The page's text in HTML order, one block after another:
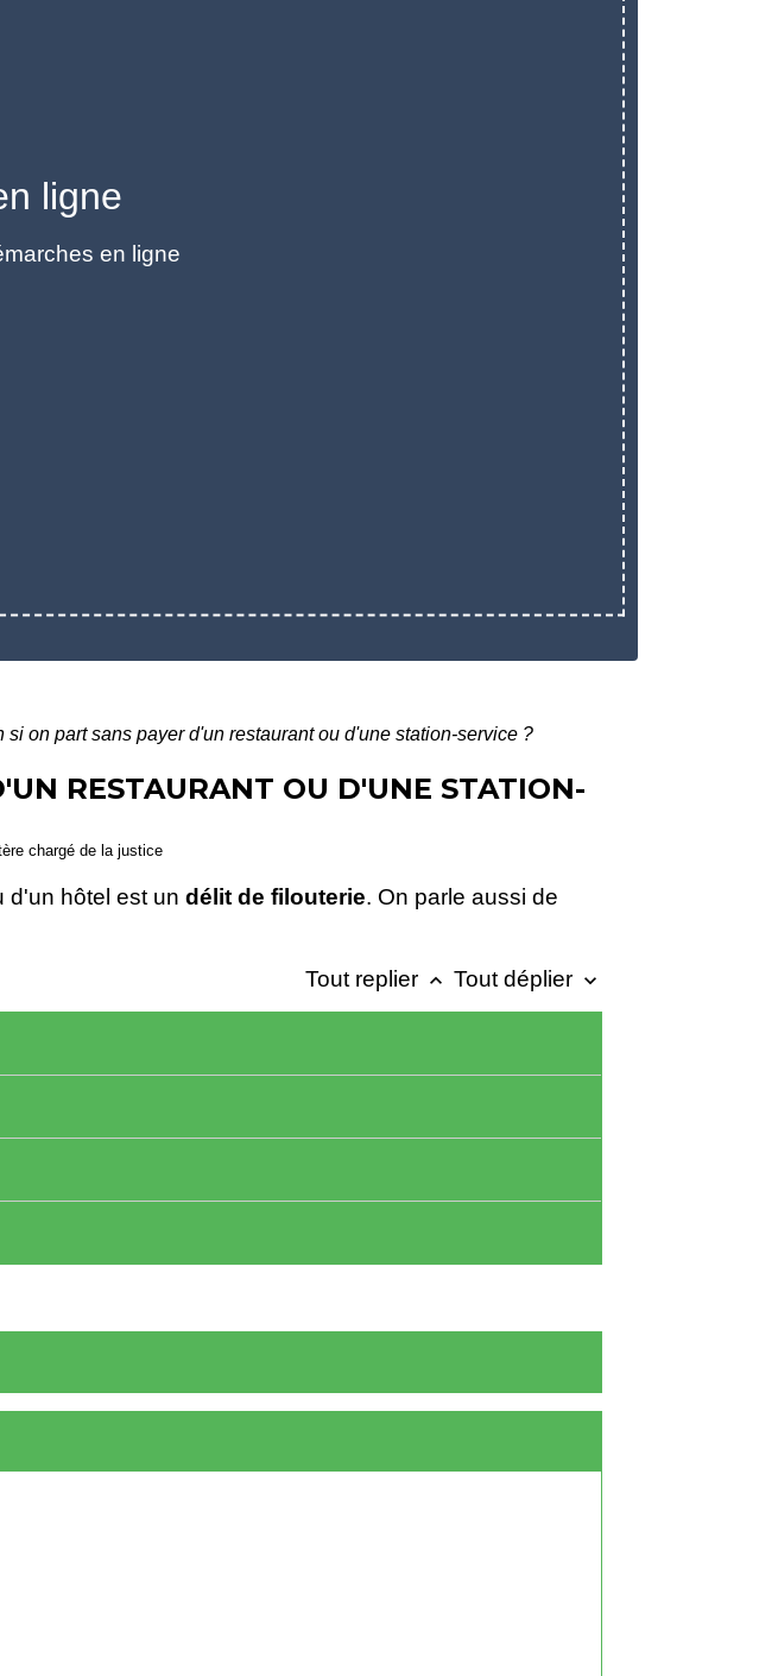
ligne
en ligne
si on part sans payer d'un restaurant ou d'une station-service ?
RESTAURANT OU D'UNE STATION-
chargé de la justice
d'un hôtel est un délit de filouterie. On parle aussi de
Tout replier keyboard_arrow_up Tout déplier keyboard_arrow_down